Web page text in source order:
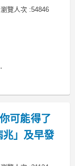
瀏覽人次 :54846
情過嗎？
可能得了
兆」及早發